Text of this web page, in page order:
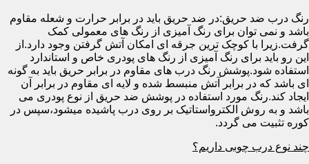
رنگ درب ضد حریق:در ضد حریق باید در برابر حرارت و شعله مقاوم
باشد و نمی توان برای رنگ آمیزی از رنگ های معمولی کمک
گرفت.زیرا با کوچک ترین جرقه ای امکان آتش گرفتن وجود دارد.از
این رو باید برای رنگ آمیزی از رنگ های پودری خاص و استاندارد
استفاده شود.پوشش رنگ درب های مقاوم در برابر حریق باید به گونه
ای باشد که در برابر آتش منبسط شده و لایه ای مقاوم در برابر آن
ایجاد کند.رنگ مورد استفاده در پوشش ضد حریق از نوع پودری می
باشد و به روش الکترواستاتیک بر روی درب پاشیده میشود،سپس در
کوره تثبیت می گردد.
چند نوع درب چوبی داریم؟